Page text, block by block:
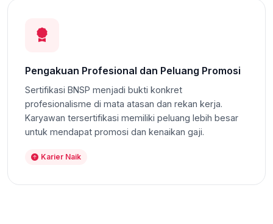
Pengakuan Profesional dan Peluang Promosi
Sertifikasi BNSP menjadi bukti konkret
profesionalisme di mata atasan dan rekan kerja.
Karyawan tersertifikasi memiliki peluang lebih besar
untuk mendapat promosi dan kenaikan gaji.
Karier Naik